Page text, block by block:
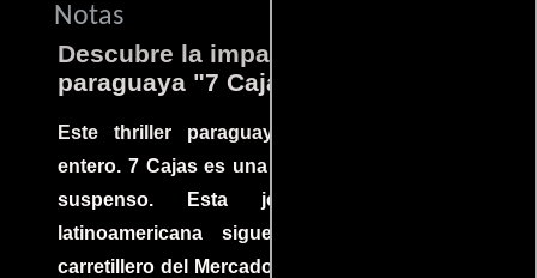
Notas
Descubre la impactante película
paraguaya "7 Cajas"
Este thriller paraguayo cautivó al mundo
entero. 7 Cajas es una explosión de acción y
suspenso. Esta joya cinematográfica
latinoamericana sigue la historia de un
carretillero del Mercado 4 de Asunción que se